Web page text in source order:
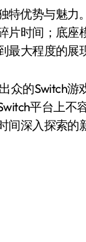
特优势与魅力
片时间；底座
大程度的展
众的Switch游
平台上不
间深入探索的